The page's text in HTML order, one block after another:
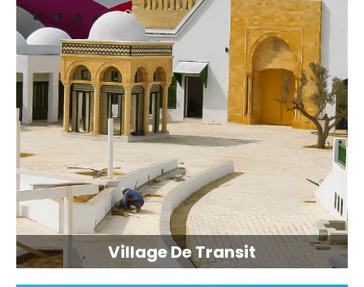
Village De Transit